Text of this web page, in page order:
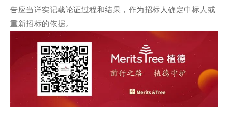
告应当详实记载论证过程和结果，作为招标人确定中标人或
重新招标的依据。